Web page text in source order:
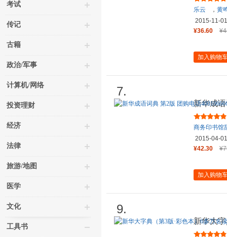
考试
传记
古籍
政治/军事
计算机/网络
投资理财
经济
法律
旅游/地图
医学
文化
工具书
乐云 ， 黄
2015-11-01
¥36.60
加入购物
7.
新华成语
转6
商务印书馆
2015-04-01
¥42.30
加入购物
9.
新华大
热评！